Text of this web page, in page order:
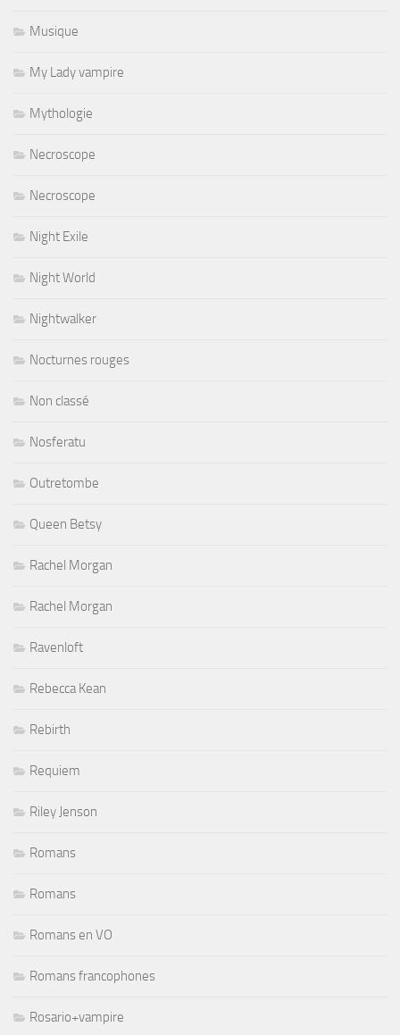
Musique
My Lady vampire
Mythologie
Necroscope
Necroscope
Night Exile
Night World
Nightwalker
Nocturnes rouges
Non classé
Nosferatu
Outretombe
Queen Betsy
Rachel Morgan
Rachel Morgan
Ravenloft
Rebecca Kean
Rebirth
Requiem
Riley Jenson
Romans
Romans
Romans en VO
Romans francophones
Rosario+vampire